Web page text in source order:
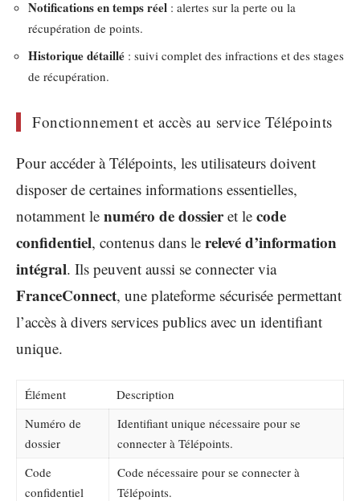
Notifications en temps réel : alertes sur la perte ou la
récupération de points.
Historique détaillé : suivi complet des infractions et des stages
de récupération.
Fonctionnement et accès au service Télépoints
Pour accéder à Télépoints, les utilisateurs doivent
disposer de certaines informations essentielles,
notamment le numéro de dossieret le code
confidentiel, contenus dans le relevé d’information
intégral. Ils peuvent aussi se connecter via
FranceConnect, une plateforme sécurisée permettant
l’accès à divers services publics avec un identifiant
unique.
Élément
Description
Numéro de
dossier
Identifiant unique nécessaire pour se
connecter à Télépoints.
Code
confidentiel
Code nécessaire pour se connecter à
Télépoints.